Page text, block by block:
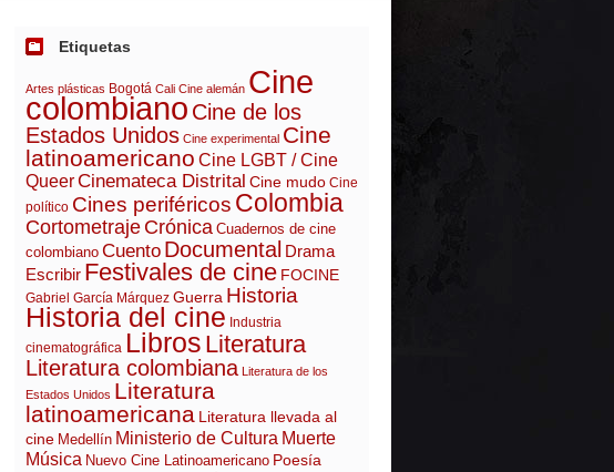
Etiquetas
Artes plásticas Bogotá Cali Cine alemán Cine
colombiano Cine de los
Estados Unidos Cine experimental Cine
latinoamericano Cine LGBT / Cine
QueerCinemateca Distrital Cine mudo Cine
político Cines periféricos Colombia
Cortometraje Crónica Cuadernos de cine
colombiano Cuento Documental Drama
Escribir Festivales de cine FOCINE
Gabriel García Márquez Guerra Historia
Historia del cine Industria
cinematográfica Libros Literatura
Literatura colombiana Literatura de los
Estados Unidos Literatura
latinoamericana Literatura llevada al
cine Medellín Ministerio de Cultura Muerte
Música Nuevo Cine Latinoamericano Poesía